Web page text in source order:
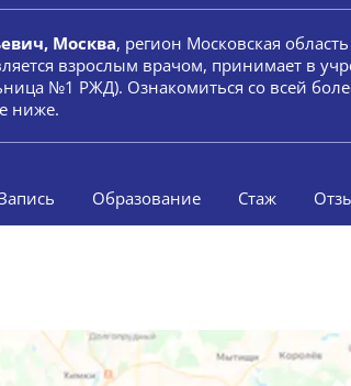
Москва, регион Московская
взрослым врачом, принимает в
№1 РЖД). Ознакомиться со всей
ниже.
Образование Стаж